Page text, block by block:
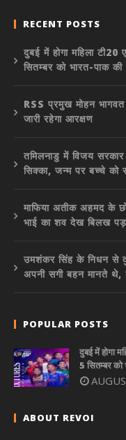
RECENT POSTS
दुबई में होगा महिला
सितम्बर को भारत-पाक
RSS प्रमुख मोहन
जारी रहेगा आरक्षण
तमिलनाडु में विजय
सिक्का, जन्म पर बच्चे को
माफिया अतीक अहमद के
भाई का शव देख बिलख
उमशंकर सिंह के निधन से
अपनी सगी बहन मानते थे,
POPULAR POSTS
दुबई में होगा
5 सितम्बर
ABOUT REVOI